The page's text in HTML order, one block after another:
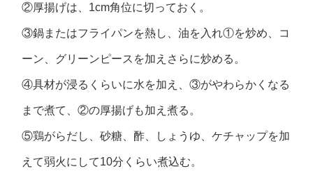
②厚揚げは、1cm角位に切っておく。
③鍋またはフライパンを熱し、油を入れ①を炒め、コ
ーン、グリーンピースを加えさらに炒める。
④具材が浸るくらいに水を加え、③がやわらかくなる
まで煮て、②の厚揚げも加え煮る。
⑤鶏がらだし、砂糖、酢、しょうゆ、ケチャップを加
えて弱火にして10分くらい煮込む。